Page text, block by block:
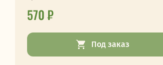
570 ₽
Под заказ